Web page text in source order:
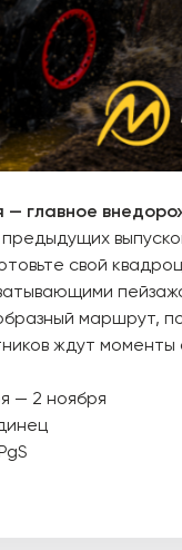
— главное
свой
маршрут,
ждут
— 2 ноября